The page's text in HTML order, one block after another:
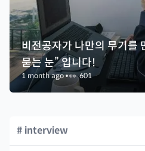
비전공자가 나만의 무기를
묻는 눈” 입니다!
1 month ago•👀601
# interview